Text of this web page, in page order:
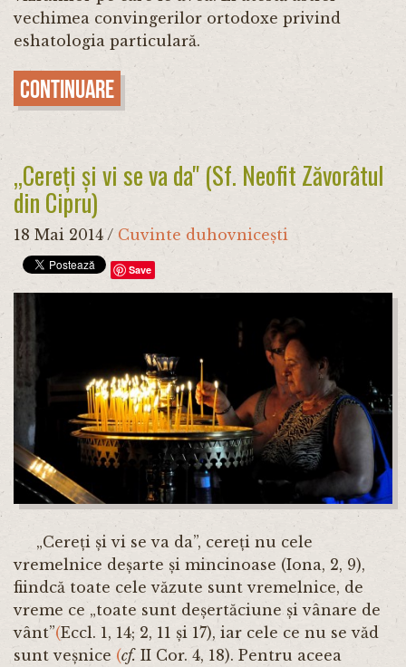
vechimea convingerilor ortodoxe privind
eshatologia particulară.
Continuare
„Cereți și vi se va da" (Sf. Neofit Zăvorâtul
din Cipru)
18 Mai 2014/ Cuvinte duhovnicești
Save
„Cereți și vi se va da”, cereți nu cele
vremelnice deșarte și mincinoase (Iona, 2, 9),
fiindcă toate cele văzute sunt vremelnice, de
vreme ce „toate sunt deșertăciune și vânare de
vânt”(Eccl. 1, 14; 2, 11 și 17), iar cele ce nu se văd
sunt veșnice (cf. II Cor. 4, 18). Pentru aceea